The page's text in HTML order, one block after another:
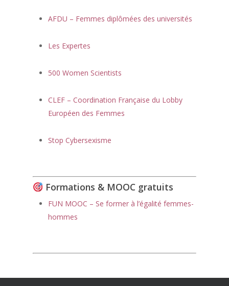
AFDU – Femmes diplômées des universités
Les Expertes
500 Women Scientists
CLEF – Coordination Française du Lobby
Européen des Femmes
Stop Cybersexisme
Formations & MOOC gratuits
FUN MOOC – Se former à l’égalité femmes-
hommes